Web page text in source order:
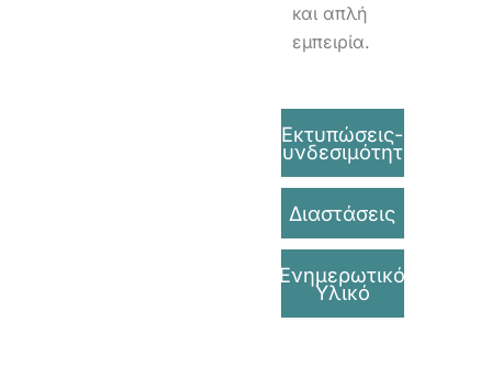
Εκτυπώσεις-
Συνδεσιμότητα
Διαστάσεις
Ενημερωτικό
Υλικό
και απλή
εμπειρία.